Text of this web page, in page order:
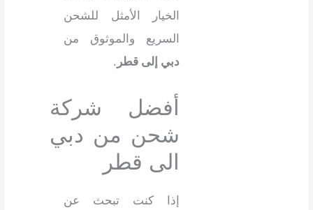
الخيار الأمثل للشحن
السريع والموثوق من
دبي إلى قطر .
أفضل شركة
شحن من دبي
الى قطر
إذا كنت تبحث عن